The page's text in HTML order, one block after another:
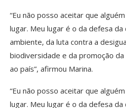
“Eu não posso aceitar que
lugar. Meu lugar é o da defesa
ambiente, da luta contra a
biodiversidade e da promoção
ao país”, afirmou Marina.
“Eu não posso aceitar que
lugar. Meu lugar é o da defesa